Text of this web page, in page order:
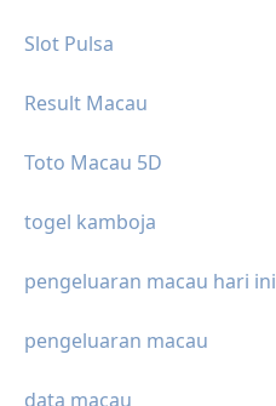
Slot Pulsa
Result Macau
Toto Macau 5D
togel kamboja
pengeluaran macau hari ini
pengeluaran macau
data macau